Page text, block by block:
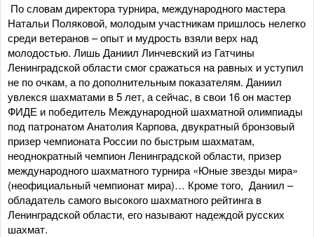
По словам директора турнира, международного мастера
Натальи Поляковой, молодым участникам пришлось нелегко
среди ветеранов – опыт и мудрость взяли верх над
молодостью. Лишь Даниил Линчевский из Гатчины
Ленинградской области смог сражаться на равных и уступил
не по очкам, а по дополнительным показателям. Даниил
увлекся шахматами в 5 лет, а сейчас, в свои 16 он мастер
ФИДЕ и победитель Международной шахматной олимпиады
под патронатом Анатолия Карпова, двукратный бронзовый
призер чемпионата России по быстрым шахматам,
неоднократный чемпион Ленинградской области, призер
международного шахматного турнира «Юные звезды мира»
(неофициальный чемпионат мира)… Кроме того, Даниил –
обладатель самого высокого шахматного рейтинга в
Ленинградской области, его называют надеждой русских
шахмат.